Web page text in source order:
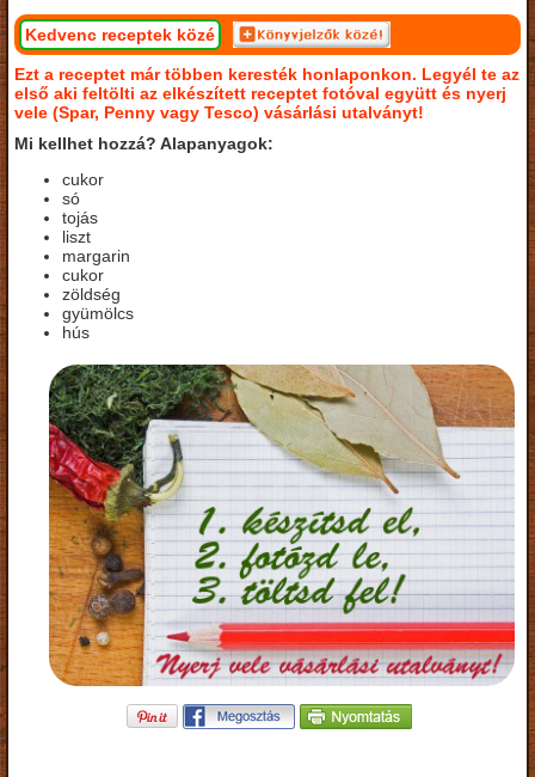
Kedvenc receptek közé
Ezt a receptet már többen keresték honlaponkon. Legyél te az
első aki feltölti az elkészített receptet fotóval együtt és nyerj
vele (Spar, Penny vagy Tesco) vásárlási utalványt!
Mi kellhet hozzá? Alapanyagok:
cukor
só
tojás
liszt
margarin
cukor
zöldség
gyümölcs
hús